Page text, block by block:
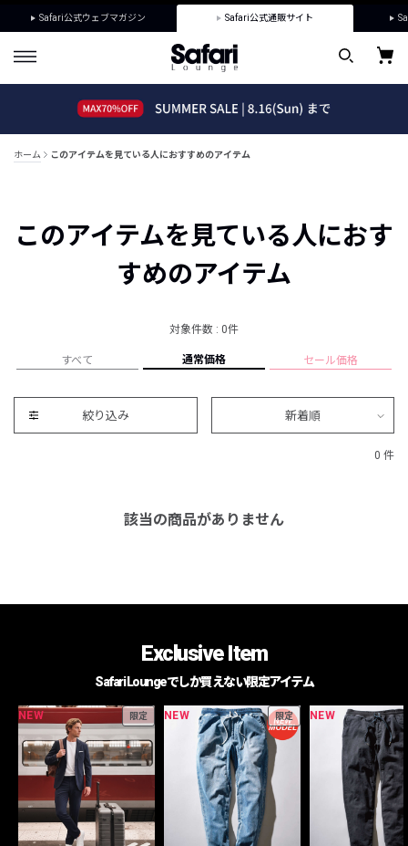
Safari公式ウェブマガジン Safari公式通販サイト
ホーム このアイテムを見ている人におすすめのアイテム
このアイテムを見ている人におす
すめのアイテム
対象件数 : 0件
すべて 通常価格 セール価格
絞り込み 新着順
0 件
該当の商品がありません
Exclusive Item
Safari Loungeでしか買えない限定アイテム
NEW 限定 NEW 限定 NEW